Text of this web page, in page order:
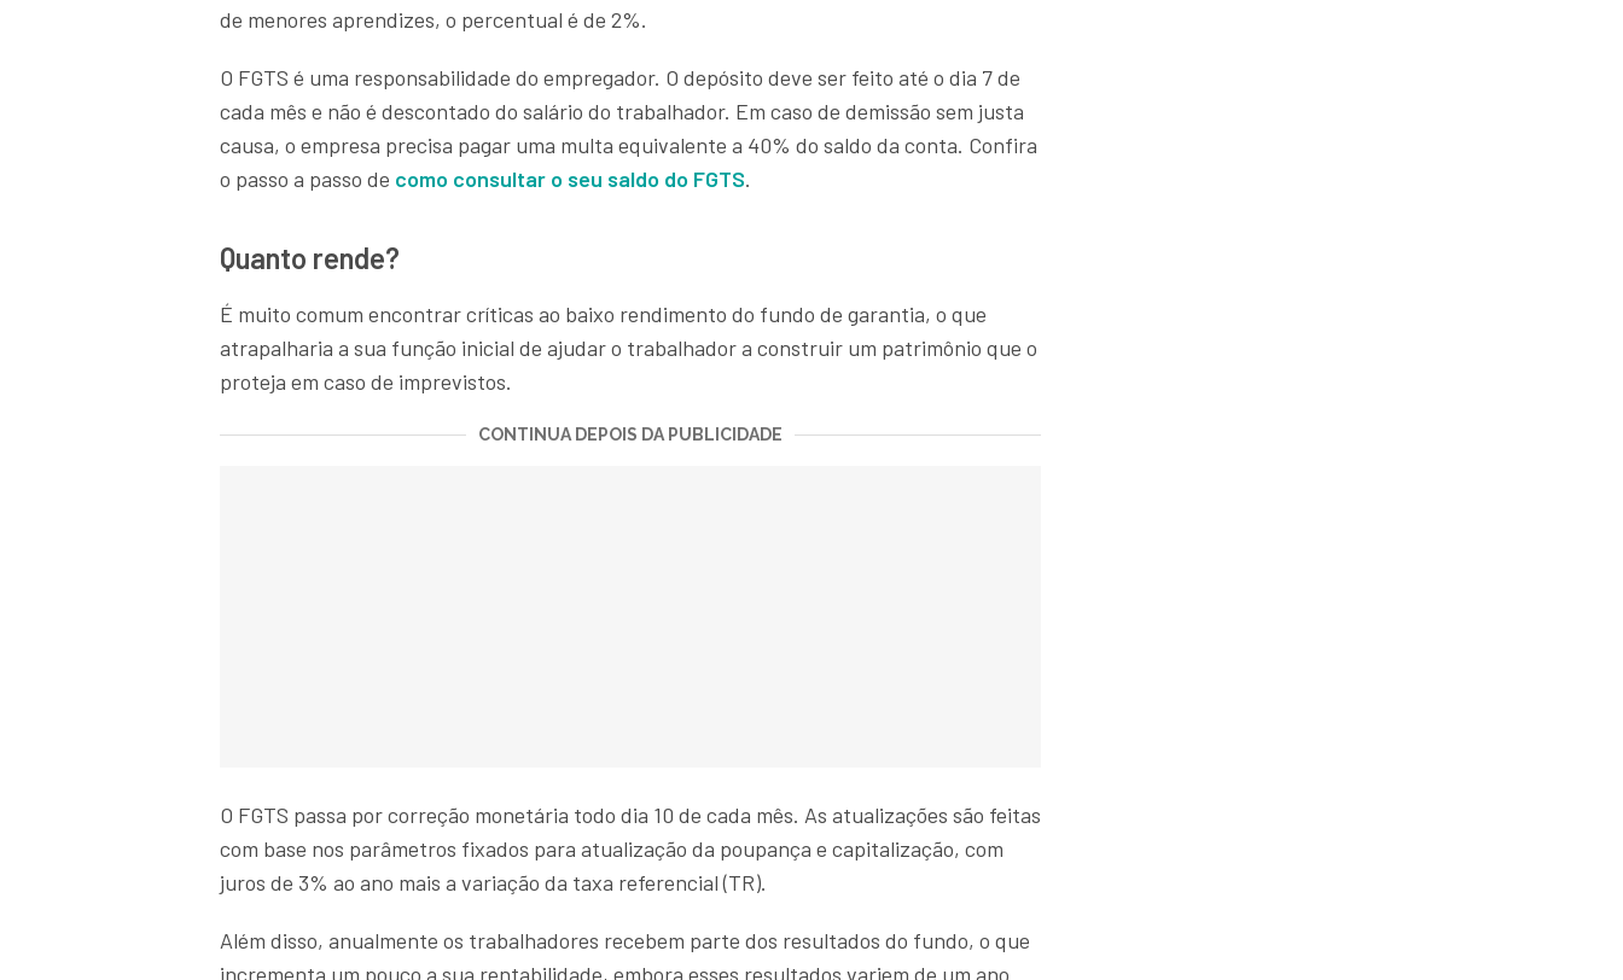
de menores aprendizes, o percentual é de 2%.
O FGTS é uma responsabilidade do empregador. O depósito deve ser feito até o dia 7 de
cada mês e não é descontado do salário do trabalhador. Em caso de demissão sem justa
causa, o empresa precisa pagar uma multa equivalente a 40% do saldo da conta. Confira
o passo a passo de como consultar o seu saldo do FGTS.
Quanto rende?
É muito comum encontrar críticas ao baixo rendimento do fundo de garantia, o que
atrapalharia a sua função inicial de ajudar o trabalhador a construir um patrimônio que o
proteja em caso de imprevistos.
CONTINUA DEPOIS DA PUBLICIDADE
O FGTS passa por correção monetária todo dia 10 de cada mês. As atualizações são feitas
com base nos parâmetros fixados para atualização da poupança e capitalização, com
juros de 3% ​ao ano mais a variação da taxa referencial (TR).
Além disso, anualmente os trabalhadores recebem parte dos resultados do fundo, o que
incrementa um pouco a sua rentabilidade, embora esses resultados variem de um ano